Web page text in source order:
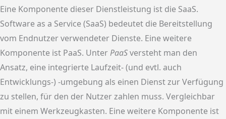
Eine Komponente dieser Dienstleistung ist die SaaS.
Software as a Service (SaaS) bedeutet die Bereitstellung
vom Endnutzer verwendeter Dienste. Eine weitere
Komponente ist PaaS. UnterPaaSversteht man den
Ansatz, eine integrierte Laufzeit- (und evtl. auch
Entwicklungs-) -umgebung als einen Dienst zur Verfügung
zu stellen, für den der Nutzer zahlen muss. Vergleichbar
mit einem Werkzeugkasten. Eine weitere Komponente ist